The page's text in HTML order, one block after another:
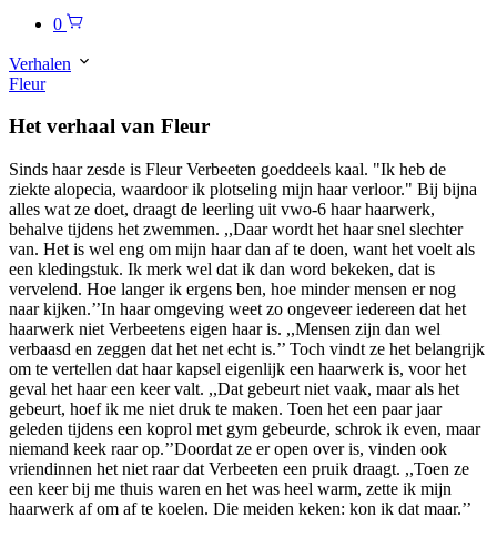
0
Verhalen
Fleur
Het verhaal van Fleur
Sinds haar zesde is Fleur Verbeeten goeddeels kaal. "Ik heb de
ziekte alopecia, waardoor ik plotseling mijn haar verloor." Bij bijna
alles wat ze doet, draagt de leerling uit vwo-6 haar haarwerk,
behalve tijdens het zwemmen. ,,Daar wordt het haar snel slechter
van. Het is wel eng om mijn haar dan af te doen, want het voelt als
een kledingstuk. Ik merk wel dat ik dan word bekeken, dat is
vervelend. Hoe langer ik ergens ben, hoe minder mensen er nog
naar kijken.’’In haar omgeving weet zo ongeveer iedereen dat het
haarwerk niet Verbeetens eigen haar is. ,,Mensen zijn dan wel
verbaasd en zeggen dat het net echt is.’’ Toch vindt ze het belangrijk
om te vertellen dat haar kapsel eigenlijk een haarwerk is, voor het
geval het haar een keer valt. ,,Dat gebeurt niet vaak, maar als het
gebeurt, hoef ik me niet druk te maken. Toen het een paar jaar
geleden tijdens een koprol met gym gebeurde, schrok ik even, maar
niemand keek raar op.’’Doordat ze er open over is, vinden ook
vriendinnen het niet raar dat Verbeeten een pruik draagt. ,,Toen ze
een keer bij me thuis waren en het was heel warm, zette ik mijn
haarwerk af om af te koelen. Die meiden keken: kon ik dat maar.’’